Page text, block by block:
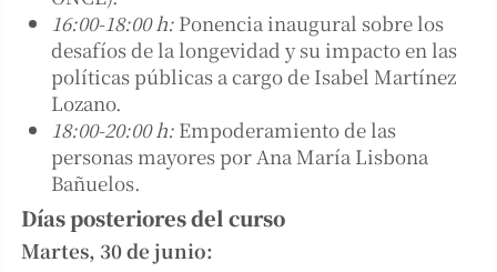
16:00-18:00 h: Ponencia inaugural sobre los
desafíos de la longevidad y su impacto en las
políticas públicas a cargo de Isabel Martínez
Lozano.
18:00-20:00 h: Empoderamiento de las
personas mayores por Ana María Lisbona
Bañuelos.
Días posteriores del curso
Martes, 30 de junio: